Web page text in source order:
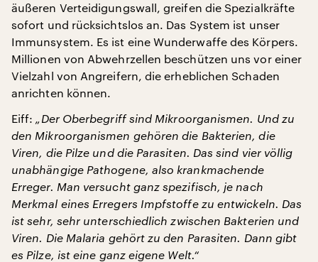
äußeren Verteidigungswall, greifen die Spezialkräfte
sofort und rücksichtslos an. Das System ist unser
Immunsystem. Es ist eine Wunderwaffe des Körpers.
Millionen von Abwehrzellen beschützen uns vor einer
Vielzahl von Angreifern, die erheblichen Schaden
anrichten können.
Eiff: „Der Oberbegriff sind Mikroorganismen. Und zu
den Mikroorganismen gehören die Bakterien, die
Viren, die Pilze und die Parasiten. Das sind vier völlig
unabhängige Pathogene, also krankmachende
Erreger. Man versucht ganz spezifisch, je nach
Merkmal eines Erregers Impfstoffe zu entwickeln. Das
ist sehr, sehr unterschiedlich zwischen Bakterien und
Viren. Die Malaria gehört zu den Parasiten. Dann gibt
es Pilze, ist eine ganz eigene Welt.“